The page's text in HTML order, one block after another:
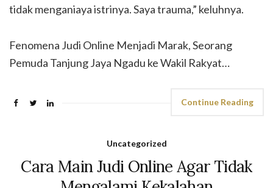
tidak menganiaya istrinya. Saya trauma,” keluhnya.
Fenomena Judi Online Menjadi Marak, Seorang
Pemuda Tanjung Jaya Ngadu ke Wakil Rakyat…
Continue Reading
Uncategorized
Cara Main Judi Online Agar Tidak